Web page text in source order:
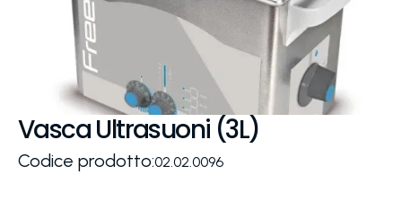
Vasca Ultrasuoni (3L)
Codice prodotto:02.02.0096